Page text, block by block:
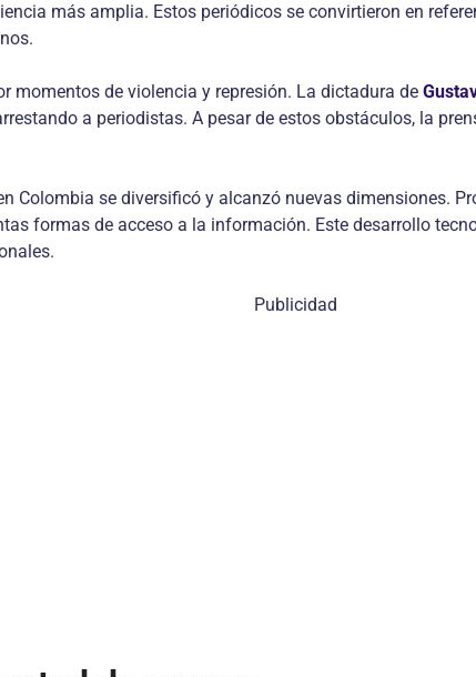
más amplia. Estos periódicos se convirtieron en
momentos de violencia y represión. La dictadura de
a periodistas. A pesar de estos obstáculos, la
Colombia se diversificó y alcanzó nuevas dimensiones.
formas de acceso a la información. Este desarrollo
Publicidad